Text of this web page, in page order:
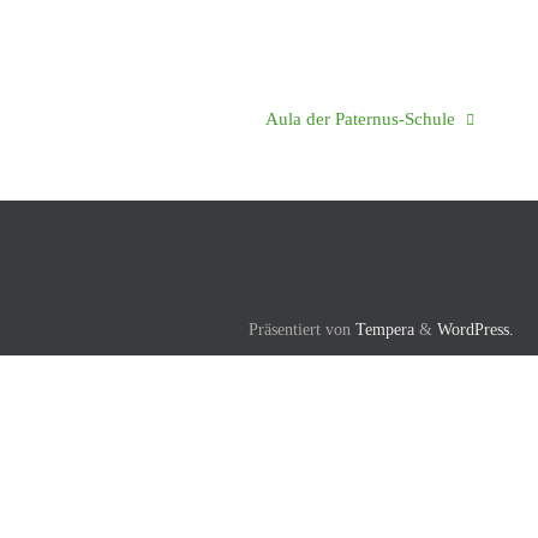
Aula der Paternus-Schule
Präsentiert von Tempera & WordPress.